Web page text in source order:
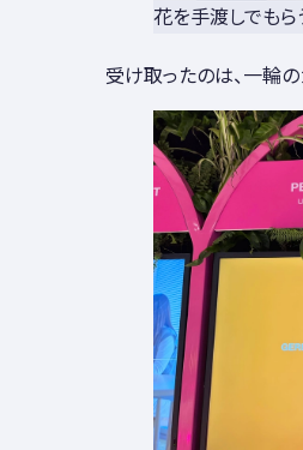
花を手渡しでもら
受け取ったのは、一輪の